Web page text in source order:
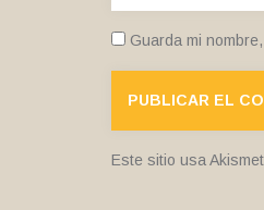
Guarda mi
Este sitio usa